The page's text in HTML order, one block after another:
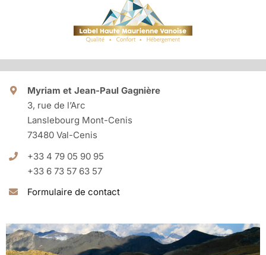
Réservation
Activités
Galerie photo
Accès et contact
Myriam et Jean-Paul Gagnière
3, rue de l’Arc
Lanslebourg Mont-Cenis
73480 Val-Cenis
+33 4 79 05 90 95
+33 6 73 57 63 57
Formulaire de contact